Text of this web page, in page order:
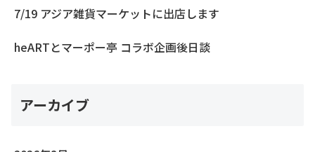
7/19 アジア雑貨マーケットに出店します
heARTとマーポー亭 コラボ企画後日談
アーカイブ